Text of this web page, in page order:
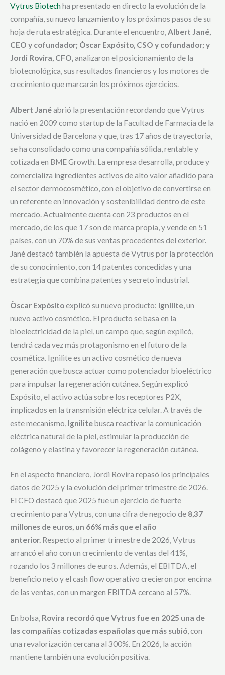
Vytrus Biotechha presentado en directo la evolución de la
compañía, su nuevo lanzamiento y los próximos pasos de su
hoja de ruta estratégica. Durante el encuentro,Albert Jané,
CEO y cofundador; Òscar Expósito, CSO y cofundador; y
Jordi Rovira, CFO,analizaron el posicionamiento de la
biotecnológica, sus resultados financieros y los motores de
crecimiento que marcarán los próximos ejercicios.
Albert Janéabrió la presentación recordando que Vytrus
nació en 2009 como startup de la Facultad de Farmacia de la
Universidad de Barcelona y que, tras 17 años de trayectoria,
se ha consolidado como una compañía sólida, rentable y
cotizada en BME Growth. La empresa desarrolla, produce y
comercializa ingredientes activos de alto valor añadido para
el sector dermocosmético, con el objetivo de convertirse en
un referente en innovación y sostenibilidad dentro de este
mercado. Actualmente cuenta con 23 productos en el
mercado, de los que 17 son de marca propia, y vende en 51
países, con un 70% de sus ventas procedentes del exterior.
Jané destacó también la apuesta de Vytrus por la protección
de su conocimiento, con 14 patentes concedidas y una
estrategia que combina patentes y secreto industrial.
Òscar Expósitoexplicó su nuevo producto: Ignilite , un
nuevo activo cosmético. El producto se basa en la
bioelectricidad de la piel, un campo que, según explicó,
tendrá cada vez más protagonismo en el futuro de la
cosmética. Ignilite es un activo cosmético de nueva
generación que busca actuar como potenciador bioeléctrico
para impulsar la regeneración cutánea. Según explicó
Expósito, el activo actúa sobre los receptores P2X,
implicados en la transmisión eléctrica celular. A través de
este mecanismo, Ignilitebusca reactivar la comunicación
eléctrica natural de la piel, estimular la producción de
colágeno y elastina y favorecer la regeneración cutánea.
En el aspecto financiero, Jordi Rovira repasó los principales
datos de 2025 y la evolución del primer trimestre de 2026.
El CFO destacó que 2025 fue un ejercicio de fuerte
crecimiento para Vytrus, con una cifra de negocio de 8,37
millones de euros, un 66% más que el año
anterior. Respecto al primer trimestre de 2026, Vytrus
arrancó el año con un crecimiento de ventas del 41%,
rozando los 3 millones de euros. Además, el EBITDA, el
beneficio neto y el cash flow operativo crecieron por encima
de las ventas, con un margen EBITDA cercano al 57%.
En bolsa, Rovira recordó que Vytrus fue en 2025 una de
las compañías cotizadas españolas que más subió, con
una revalorización cercana al 300%. En 2026, la acción
mantiene también una evolución positiva.